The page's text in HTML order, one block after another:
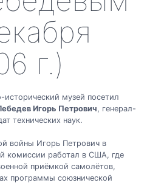
г.)
исторический музей посетил
Игорь Петрович, генерал-
технических наук.
войны Игорь Петрович в
комиссии работал в США, где
приёмкой самолётов,
программы союзнической